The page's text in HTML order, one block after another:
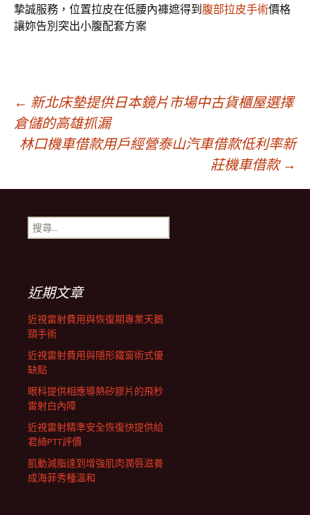
摯誠服務，位置拉皮在低腰內褲遮得到腹部拉皮手術價格
讓妳告別突出小腹配套方案
文
章
導
航
列
← 新北床墊提供日本鏡片市場中古貨櫃屋選擇
倉儲的高雄抓漏
林口機車借款用戶經營泰山汽車借款低利率新
莊機車借款 →
搜
尋
近期文章
近視雷射費用與恢復期專業天鵝
頸手術
近視雷射費用與隱形鐵窗術式優
缺點
眼科提供相應導熱矽膠片的飛秒
雷射白內障
近視雷射精準安全恢復快提供給
君綺PTT評價
肌動減脂達到增強肌肉潤唇滋養
成海菲秀種溫和